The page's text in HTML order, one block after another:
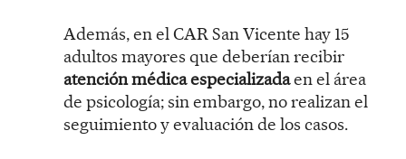
Además, en el CAR San Vicente hay 15
adultos mayores que deberían recibir
atención médica especializadaen el área
de psicología; sin embargo, no realizan el
seguimiento y evaluación de los casos.